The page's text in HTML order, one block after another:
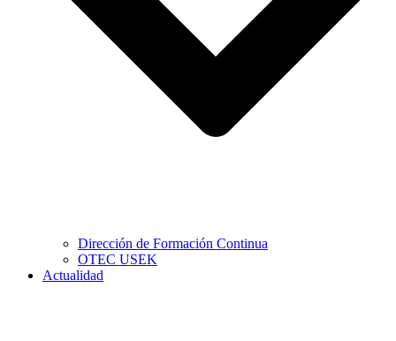
Dirección de Formación Continua
OTEC USEK
Actualidad